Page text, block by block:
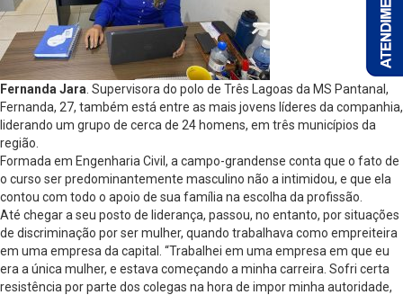
Fernanda Jara . Supervisora do polo de Três Lagoas da MS Pantanal,
Fernanda, 27, também está entre as mais jovens líderes da companhia,
liderando um grupo de cerca de 24 homens, em três municípios da
região.
Formada em Engenharia Civil, a campo-grandense conta que o fato de
o curso ser predominantemente masculino não a intimidou, e que ela
contou com todo o apoio de sua família na escolha da profissão.
Até chegar a seu posto de liderança, passou, no entanto, por situações
de discriminação por ser mulher, quando trabalhava como empreiteira
em uma empresa da capital. “Trabalhei em uma empresa em que eu
era a única mulher, e estava começando a minha carreira. Sofri certa
resistência por parte dos colegas na hora de impor minha autoridade,